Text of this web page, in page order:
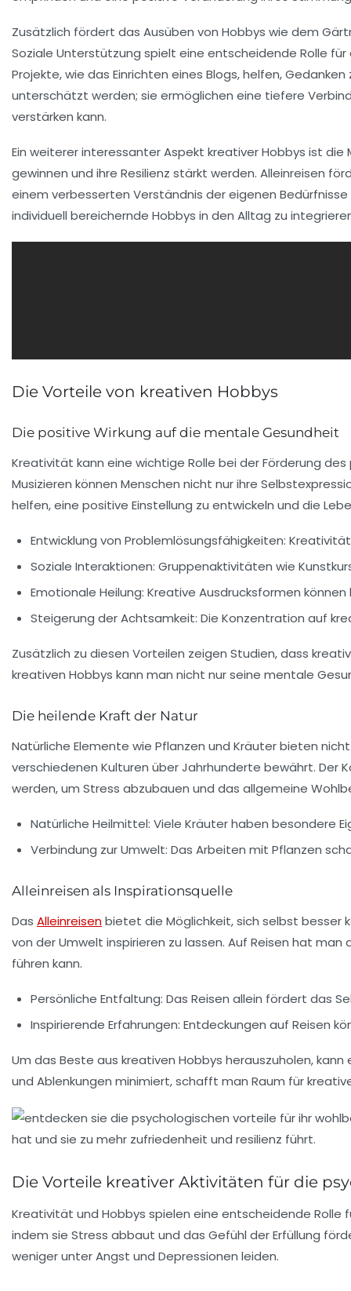
Zusätzlich fördert das Ausüben von Hobbys wie dem
Soziale Unterstützung spielt eine entscheidende Rolle
Projekte, wie das Einrichten eines Blogs, helfen,
unterschätzt werden; sie ermöglichen eine tiefere
verstärken kann.
Ein weiterer interessanter Aspekt kreativer Hobbys ist die
gewinnen und ihre Resilienz stärkt werden. Alleinreisen
einem verbesserten Verständnis der eigenen
individuell bereichernde Hobbys in den Alltag zu
Die Vorteile von kreativen Hobbys
Die positive Wirkung auf die mentale Gesundheit
Kreativität kann eine wichtige Rolle bei der Förderung
Musizieren können Menschen nicht nur ihre
helfen, eine positive Einstellung zu entwickeln und die
Entwicklung von Problemlösungsfähigkeiten:
Soziale Interaktionen: Gruppenaktivitäten wie
Emotionale Heilung: Kreative Ausdrucksformen
Steigerung der Achtsamkeit: Die Konzentration auf
Zusätzlich zu diesen Vorteilen zeigen Studien, dass
kreativen Hobbys kann man nicht nur seine mentale
Die heilende Kraft der Natur
Natürliche Elemente wie Pflanzen und Kräuter bieten
verschiedenen Kulturen über Jahrhunderte bewährt. Der
werden, um Stress abzubauen und das allgemeine
Natürliche Heilmittel: Viele Kräuter haben besondere
Verbindung zur Umwelt: Das Arbeiten mit Pflanzen
Alleinreisen als Inspirationsquelle
Das Alleinreisenbietet die Möglichkeit, sich selbst besser
von der Umwelt inspirieren zu lassen. Auf Reisen hat
führen kann.
Persönliche Entfaltung: Das Reisen allein fördert das
Inspirierende Erfahrungen: Entdeckungen auf Reisen
Um das Beste aus kreativen Hobbys herauszuholen, kann
und Ablenkungen minimiert, schafft man Raum für
Die Vorteile kreativer Aktivitäten für die
Kreativität und Hobbys spielen eine entscheidende Rolle
indem sie Stress abbaut und das Gefühl derErfüllung
weniger unterAngst und Depressionen leiden.